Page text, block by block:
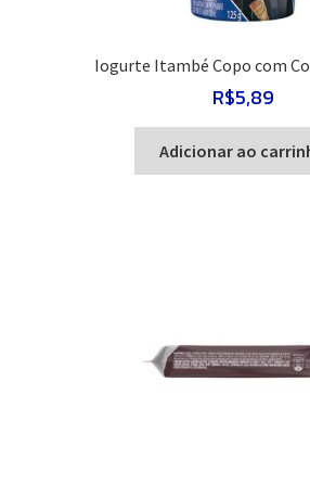
Iogurte Itambé Copo com
R$5,89
Adicionar ao